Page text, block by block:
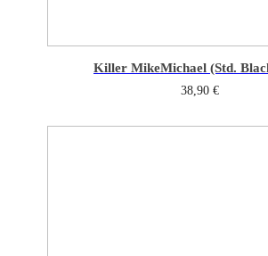
Killer MikeMichael (Std.
38,90 €